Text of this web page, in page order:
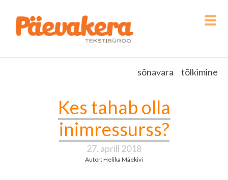
sõnavara tõlkimine
Kes tahab olla
inimressurss?
27. aprill 2018
Autor: Helika Mäekivi